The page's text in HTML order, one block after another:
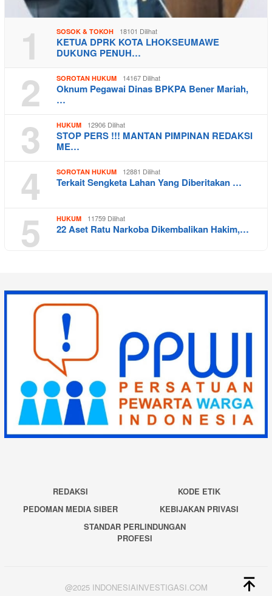
1 SOSOK & TOKOH 18101 Dilihat
KETUA DPRK KOTA LHOKSEUMAWE
DUKUNG PENUH…
2 SOROTAN HUKUM 14167 Dilihat
Oknum Pegawai Dinas BPKPA Bener Mariah,
…
3 HUKUM 12906 Dilihat
STOP PERS !!! MANTAN PIMPINAN REDAKSI
ME…
4 SOROTAN HUKUM 12881 Dilihat
Terkait Sengketa Lahan Yang Diberitakan …
5 HUKUM 11759 Dilihat
22 Aset Ratu Narkoba Dikembalikan Hakim,…
REDAKSI
KODE ETIK
PEDOMAN MEDIA SIBER
KEBIJAKAN PRIVASI
STANDAR PERLINDUNGAN
PROFESI
@2025 INDONESIAINVESTIGASI.COM